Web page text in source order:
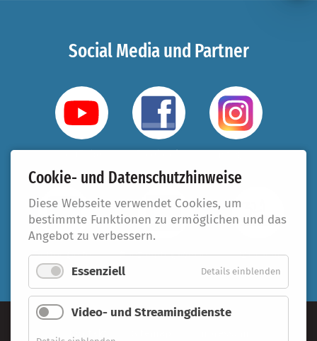
Social Media und Partner
YouTube Facebook Instagram
Taufbegleiter #beziehungsweise 321.koeln
Cookie- und Datenschutzhinweise
Diese Webseite verwendet Cookies, um
bestimmte Funktionen zu ermöglichen und das
Angebot zu verbessern.
Essenziell Details einblenden
Video- und Streamingdienste